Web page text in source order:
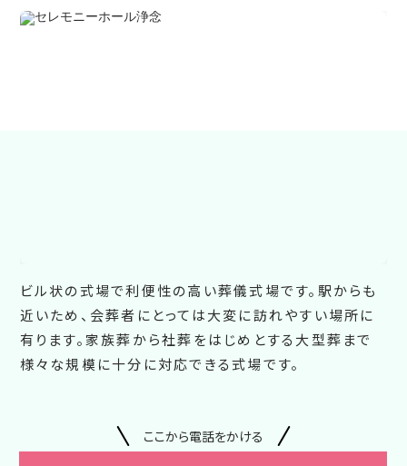
ビル状の式場で利便性の高い葬儀式場です。駅からも
近いため、会葬者にとっては大変に訪れやすい場所に
有ります。家族葬から社葬をはじめとする大型葬まで
様々な規模に十分に対応できる式場です。
ここから電話をかける